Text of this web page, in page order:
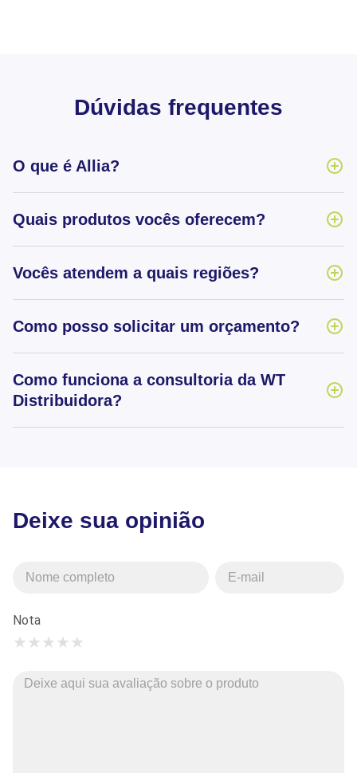
Dúvidas frequentes
O que é Allia?
Quais produtos vocês oferecem?
Vocês atendem a quais regiões?
Como posso solicitar um orçamento?
Como funciona a consultoria da WT
Distribuidora?
Deixe sua opinião
Nota
★
★
★
★
★